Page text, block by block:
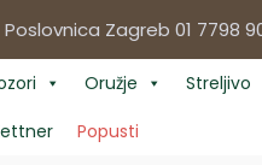
Poslovnica Zagreb 01 7798
Oružje Streljivo
Popusti